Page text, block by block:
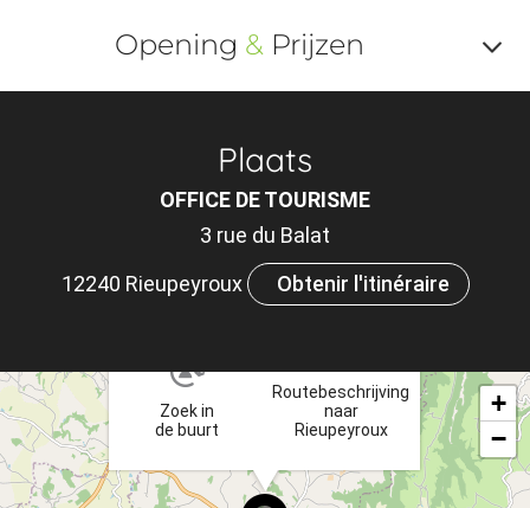
Opening &Prijzen
Plaats
OFFICE DE TOURISME
3 rue du Balat
12240 Rieupeyroux
Obtenir l'itinéraire
Zoek in
de buurt
Routebeschrijving
naar
Rieupeyroux
×
+
−